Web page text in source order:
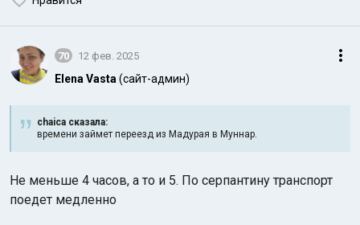
70 12 фев. 2025
Elena Vasta (сайт-админ)
chaica сказалa:
времени займет переезд из Мадурая в Муннар.
Не меньше 4 часов, а то и 5. По серпантину транспорт
поедет медленно